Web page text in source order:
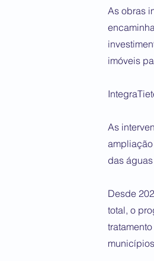
As obras
imóveis
As
das
Desde
total, o